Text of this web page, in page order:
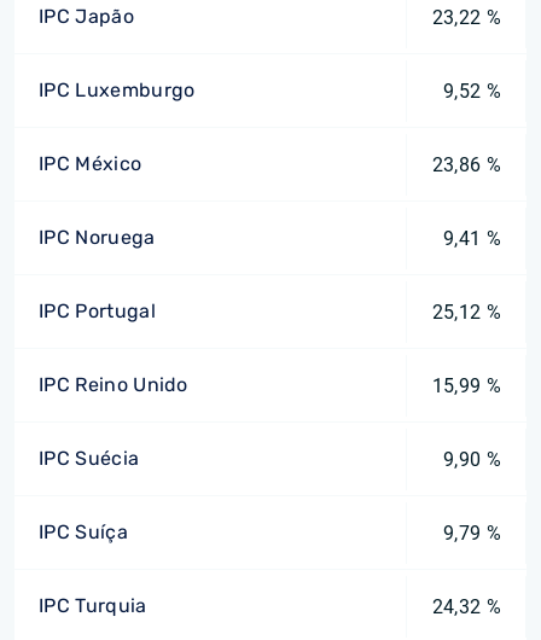
IPC Japão 23,22 %
IPC Luxemburgo 9,52 %
IPC México 23,86 %
IPC Noruega 9,41 %
IPC Portugal 25,12 %
IPC Reino Unido 15,99 %
IPC Suécia 9,90 %
IPC Suíça 9,79 %
IPC Turquia 24,32 %